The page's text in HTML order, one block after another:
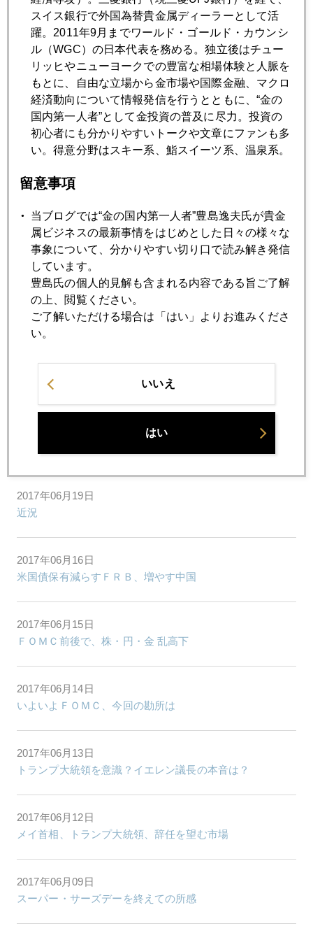
2017年06月29日
色々盛り沢山の２４時間
2017年06月28日
ドラギ発言、イールドカーブ正常化の兆しか
2017年06月27日
原油大荒れ、全市場を揺らす
2017年06月26日
ジム・ロジャーズ氏「金はもっともっと上がる。」
2017年06月23日
小林麻央さんを悼む
豊島逸夫事務所札幌支部開設へ
2017年06月20日
北朝鮮から解放された米国人学生死去の報に揺れるトラン
2017年06月19日
近況
2017年06月16日
米国債保有減らすＦＲＢ、増やす中国
2017年06月15日
ＦＯＭＣ前後で、株・円・金 乱高下
2017年06月14日
いよいよＦＯＭＣ、今回の勘所は
2017年06月13日
トランプ大統領を意識？イエレン議長の本音は？
2017年06月12日
メイ首相、トランプ大統領、辞任を望む市場
2017年06月09日
スーパー・サーズデーを終えての所感
スイス銀行で外国為替貴金属ディーラーとして活
躍。2011年9月までワールド・ゴールド・カウンシ
ル（WGC）の日本代表を務める。独立後はチュー
リッヒやニューヨークでの豊富な相場体験と人脈を
もとに、自由な立場から金市場や国際金融、マクロ
経済動向について情報発信を行うとともに、“金の
国内第一人者”として金投資の普及に尽力。投資の
初心者にも分かりやすいトークや文章にファンも多
い。得意分野はスキー系、鮨スイーツ系、温泉系。
留意事項
当ブログでは“金の国内第一人者”豊島逸夫氏が貴金
属ビジネスの最新事情をはじめとした日々の様々な
事象について、分かりやすい切り口で読み解き発信
しています。
豊島氏の個人的見解も含まれる内容である旨ご了解
の上、閲覧ください。
ご了解いただける場合は「はい」よりお進みくださ
い。
いいえ
はい